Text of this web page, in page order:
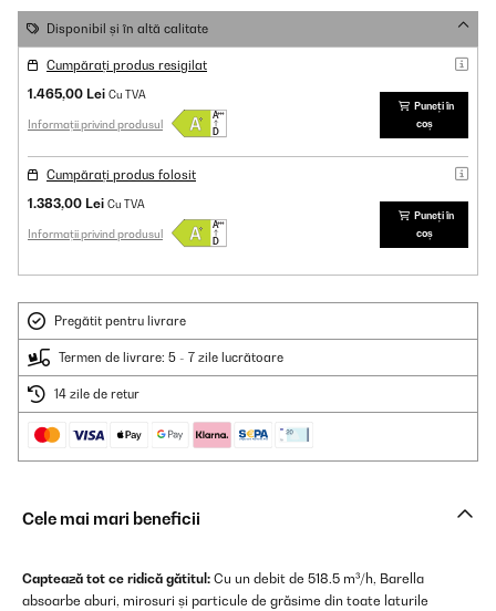
Disponibil și în altă calitate
Cumpărați produs resigilat
1.465,00 Lei Cu TVA
Informații privind produsul
Puneți în
coș
Cumpărați produs folosit
1.383,00 Lei Cu TVA
Informații privind produsul
Puneți în
coș
Pregătit pentru livrare
Termen de livrare: 5 - 7 zile lucrătoare
14 zile de retur
Cele mai mari beneficii
Captează tot ce ridică gătitul: Cu un debit de 518.5 m³/h, Barella
absoarbe aburi, mirosuri și particule de grăsime din toate laturile